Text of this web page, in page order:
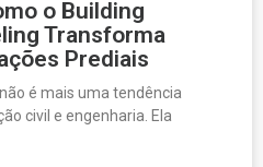
o Building
Transforma
Prediais
é mais uma tendência
civil e engenharia. Ela